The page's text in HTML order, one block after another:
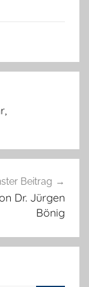
Beitrag
Dr. Jürgen
Bönig